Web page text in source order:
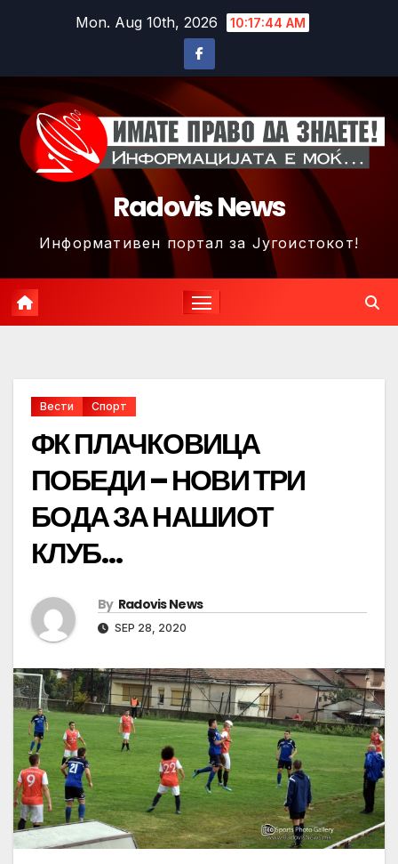
Mon. Aug 10th, 2026 10:17:47 AM
Radovis News
Информативен портал за Југоистокот!
Вести Спорт
ФК ПЛАЧКОВИЦА
ПОБЕДИ – НОВИ ТРИ
БОДА ЗА НАШИОТ
КЛУБ…
By Radovis News
SEP 28, 2020